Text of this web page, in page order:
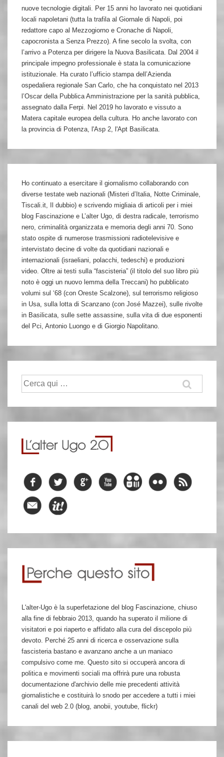
nuove tecnologie digitali. Per 15 anni ho lavorato nei quotidiani
locali napoletani (tutta la trafila al Giornale di Napoli, poi
redattore capo al Mezzogiorno e Cronache di Napoli,
capocronista a Senza Prezzo). A fine secolo la svolta, con
l’arrivo a Potenza per dirigere la Nuova Basilicata. Dal 2004 il
principale impegno professionale è stata la comunicazione
istituzionale. Ha curato l’ufficio stampa dell’Azienda
ospedaliera regionale San Carlo, che ha conquistato nel 2013
l’Oscar della Pubblica Amministrazione per la sanità pubblica,
assegnato dalla Ferpi. Nel 2019 ho lavorato e vissuto a
Matera capitale europea della cultura. Ho anche lavorato con
la provincia di Potenza, l'Asp 2, l'Apt Basilicata.
Ho continuato a esercitare il giornalismo collaborando con
diverse testate web nazionali (Misteri d’Italia, Notte Criminale,
Tiscali.it, Il dubbio) e scrivendo migliaia di articoli per i miei
blog Fascinazione e L’alter Ugo, di destra radicale, terrorismo
nero, criminalità organizzata e memoria degli anni 70. Sono
stato ospite di numerose trasmissioni radiotelevisive e
intervistato decine di volte da quotidiani nazionali e
internazionali (israeliani, polacchi, tedeschi) e produzioni
video. Oltre ai testi sulla “fascisteria” (il titolo del suo libro più
noto è oggi un nuovo lemma della Treccani) ho pubblicato
volumi sul ‘68 (con Oreste Scalzone), sul terrorismo religioso
in Usa, sulla lotta di Scanzano (con José Mazzei), sulle rivolte
in Basilicata, sulle sette assassine, sulla vita di due esponenti
del Pci, Antonio Luongo e di Giorgio Napolitano.
Cerca:
L'alter-Ugo è la superfetazione del blog Fascinazione, chiuso
alla fine di febbraio 2013, quando ha superato il milione di
visitatori e poi riaperto e affidato alla cura del discepolo più
devoto. Perché 25 anni di ricerca e osservazione sulla
fascisteria bastano e avanzano anche a un maniaco
compulsivo come me. Questo sito si occuperà ancora di
politica e movimenti sociali ma offrirà pure una robusta
documentazione d'archivio delle mie precedenti attività
giornalistiche e costituirà lo snodo per accedere a tutti i miei
canali del web 2.0 (blog, anobii, youtube, flickr)